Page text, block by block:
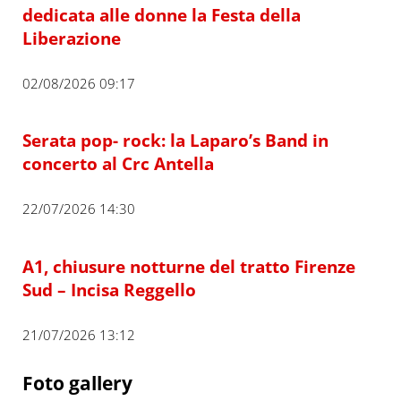
dedicata alle donne la Festa della
Liberazione
02/08/2026 09:17
Serata pop- rock: la Laparo’s Band in
concerto al Crc Antella
22/07/2026 14:30
A1, chiusure notturne del tratto Firenze
Sud – Incisa Reggello
21/07/2026 13:12
Foto gallery